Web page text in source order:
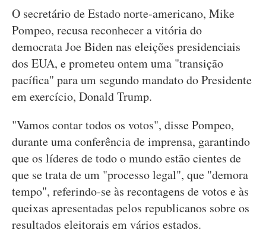
O secretário de Estado norte-americano, Mike
Pompeo, recusa reconhecer a vitória do
democrata Joe Biden nas eleições presidenciais
dos EUA, e prometeu ontem uma "transição
pacífica" para um segundo mandato do Presidente
em exercício, Donald Trump.
"Vamos contar todos os votos", disse Pompeo,
durante uma conferência de imprensa, garantindo
que os líderes de todo o mundo estão cientes de
que se trata de um "processo legal", que "demora
tempo", referindo-se às recontagens de votos e às
queixas apresentadas pelos republicanos sobre os
resultados eleitorais em vários estados.